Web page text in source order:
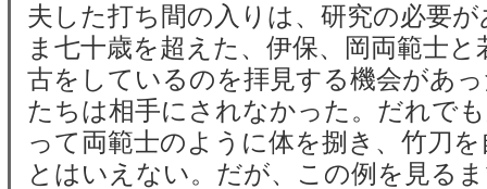
夫した打ち間の入りは、研究の必要
ま七十歳を超えた、伊保、岡両範士と
古をしているのを拝見する機会があ
たちは相手にされなかった。だれで
って両範士のように体を捌き、竹刀
とはいえない。だが、この例を見る